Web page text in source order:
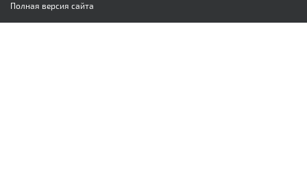
Полная версия сайта